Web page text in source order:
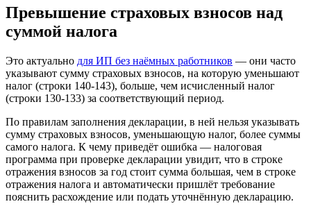
Превышение страховых взносов над
суммой налога
Это актуально для ИП без наёмных работников — они часто
указывают сумму страховых взносов, на которую уменьшают
налог (строки 140-143), больше, чем исчисленный налог
(строки 130-133) за соответствующий период.
По правилам заполнения декларации, в ней нельзя указывать
сумму страховых взносов, уменьшающую налог, более суммы
самого налога. К чему приведёт ошибка — налоговая
программа при проверке декларации увидит, что в строке
отражения взносов за год стоит сумма большая, чем в строке
отражения налога и автоматически пришлёт требование
пояснить расхождение или подать уточнённую декларацию.